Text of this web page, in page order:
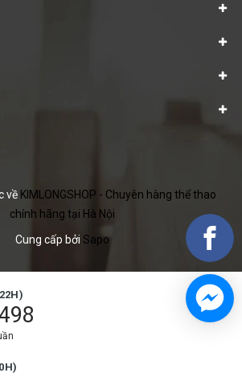
về KIMLONGSHOP - Chuyên hàng thể thao
chính hãng tại Hà Nội
Cung cấp bởi Sapo